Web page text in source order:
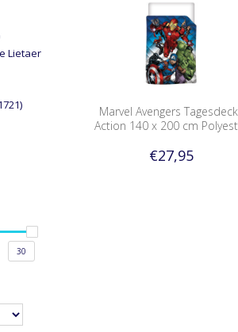
Lietaer
30
Marvel Avengers
Action 140 x 200 cm
€27,95